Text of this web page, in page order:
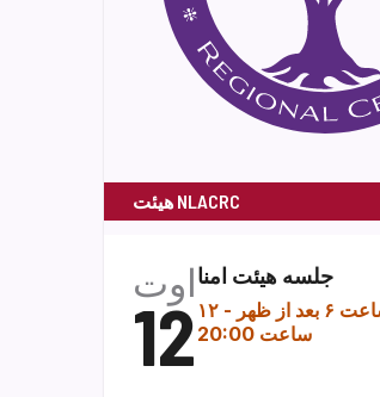
هیئت NLACRC
اوت
12
جلسه هیئت امنا
از ظهر
-
ساعت 20:00